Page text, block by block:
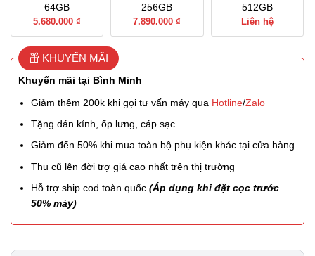
64GB
5.680.000 ₫
256GB
7.890.000 ₫
512GB
Liên hệ
KHUYẾN MÃI
Khuyến mãi tại Bình Minh
Giảm thêm 200k khi gọi tư vấn máy qua Hotline/Zalo
Tặng dán kính, ốp lưng, cáp sạc
Giảm đến 50% khi mua toàn bộ phụ kiện khác tại cửa hàng
Thu cũ lên đời trợ giá cao nhất trên thị trường
Hỗ trợ ship cod toàn quốc (Áp dụng khi đặt cọc trước
50% máy)